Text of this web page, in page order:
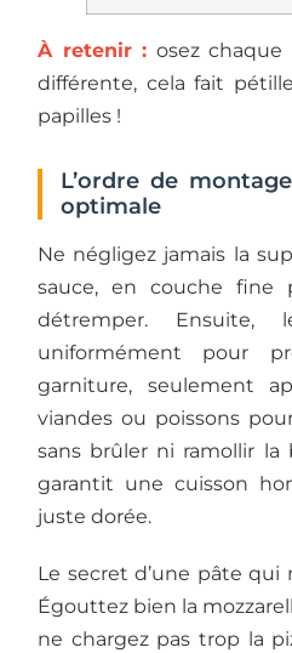
À retenir : osez
différente, cela fait
papilles !
L’ordre de
optimale
Ne négligez jamais la
sauce, en couche fine
détremper. Ensuite,
uniformément pour
garniture, seulement
viandes ou poissons
sans brûler ni ramollir la
garantit une cuisson
juste dorée.
Le secret d’une pâte
Égouttez bien la
ne chargez pas trop la